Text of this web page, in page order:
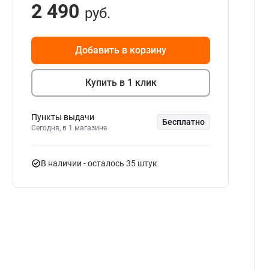
2 490 руб.
Добавить в корзину
Купить в 1 клик
Пункты выдачи
Сегодня, в 1 магазине
Бесплатно
В наличии - осталось 35 штук